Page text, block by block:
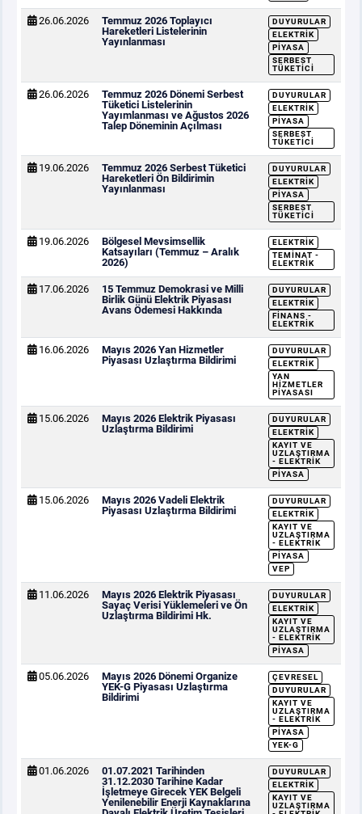
26.06.2026
Temmuz 2026 Toplayıcı
Hareketleri Listelerinin
Yayınlanması
DUYURULAR
ELEKTRIK
PIYASA
SERBEST
TÜKETICI
26.06.2026
Temmuz 2026 Dönemi Serbest
Tüketici Listelerinin
Yayımlanması ve Ağustos 2026
Talep Döneminin Açılması
DUYURULAR
ELEKTRIK
PIYASA
SERBEST
TÜKETICI
19.06.2026
Temmuz 2026 Serbest Tüketici
Hareketleri Ön Bildirimin
Yayınlanması
DUYURULAR
ELEKTRIK
PIYASA
SERBEST
TÜKETICI
19.06.2026
Bölgesel Mevsimsellik
Katsayıları (Temmuz – Aralık
2026)
ELEKTRIK
TEMINAT -
ELEKTRIK
17.06.2026
15 Temmuz Demokrasi ve Milli
Birlik Günü Elektrik Piyasası
Avans Ödemesi Hakkında
DUYURULAR
ELEKTRIK
FINANS -
ELEKTRIK
16.06.2026
Mayıs 2026 Yan Hizmetler
Piyasası Uzlaştırma Bildirimi
DUYURULAR
ELEKTRIK
YAN
HIZMETLER
PIYASASI
15.06.2026
Mayıs 2026 Elektrik Piyasası
Uzlaştırma Bildirimi
DUYURULAR
ELEKTRIK
KAYIT VE
UZLAŞTIRMA
- ELEKTRIK
PIYASA
15.06.2026
Mayıs 2026 Vadeli Elektrik
Piyasası Uzlaştırma Bildirimi
DUYURULAR
ELEKTRIK
KAYIT VE
UZLAŞTIRMA
- ELEKTRIK
PIYASA
VEP
11.06.2026
Mayıs 2026 Elektrik Piyasası
Sayaç Verisi Yüklemeleri ve Ön
Uzlaştırma Bildirimi Hk.
DUYURULAR
ELEKTRIK
KAYIT VE
UZLAŞTIRMA
- ELEKTRIK
PIYASA
05.06.2026
Mayıs 2026 Dönemi Organize
YEK-G Piyasası Uzlaştırma
Bildirimi
ÇEVRESEL
DUYURULAR
KAYIT VE
UZLAŞTIRMA
- ELEKTRIK
PIYASA
YEK-G
01.06.2026
01.07.2021 Tarihinden
31.12.2030 Tarihine Kadar
İşletmeye Girecek YEK Belgeli
Yenilenebilir Enerji Kaynaklarına
DUYURULAR
ELEKTRIK
KAYIT VE
UZLAŞTIRMA